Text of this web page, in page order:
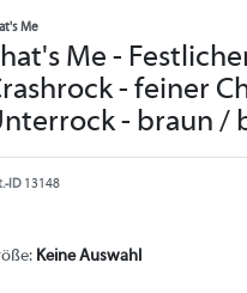
Me
Me -
- feiner
- braun /
ID 13148
Keine Auswahl